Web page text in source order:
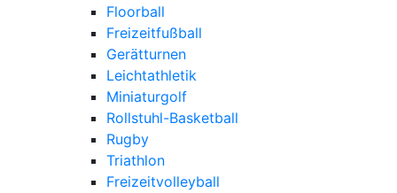
Floorball
Freizeitfußball
Gerätturnen
Leichtathletik
Miniaturgolf
Rollstuhl-Basketball
Rugby
Triathlon
Freizeitvolleyball